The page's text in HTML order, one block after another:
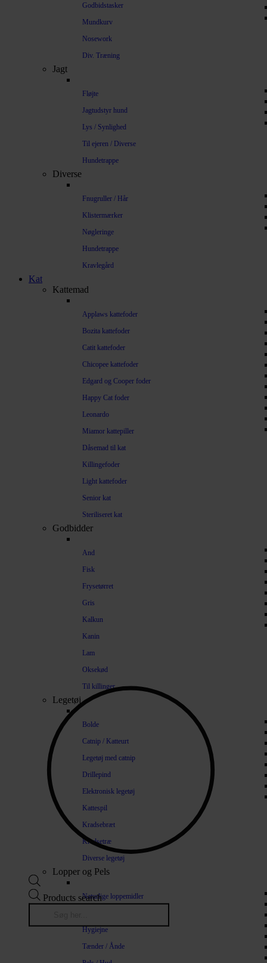
Godbidstasker
Mundkurv
Nosework
Div. Træning
Jagt
Fløjte
Jagtudstyr hund
Lys / Synlighed
Til ejeren / Diverse
Hundetrappe
Diverse
Fnugruller / Hår
Klistermærker
Nøgleringe
Hundetrappe
Kravlegård
Kat
Kattemad
Applaws kattefoder
Bozita kattefoder
Catit kattefoder
Chicopee kattefoder
Edgard og Cooper foder
Happy Cat foder
Leonardo
Miamor kattepiller
Dåsemad til kat
Killingefoder
Light kattefoder
Senior kat
Steriliseret kat
Godbidder
And
Fisk
Frysetørret
Gris
Kalkun
Kanin
Lam
Oksekød
Til killinger
Legetøj
Bolde
Catnip / Katteurt
Legetøj med catnip
Drillepind
Elektronisk legetøj
Kattespil
Kradsebræt
Kradsetræ
Diverse legetøj
Lopper og Pels
Naturlige loppemidler
Hygiejne
Tænder / Ånde
Products search